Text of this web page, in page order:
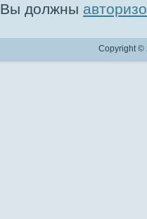
Вы должны
Copyright